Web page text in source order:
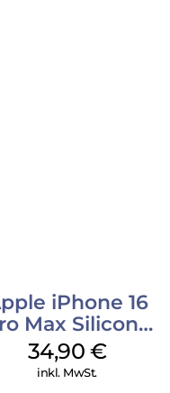
iPhone 16
Max Silicone
Case MagSafe
Denim
34,90 €
inkl. MwSt.